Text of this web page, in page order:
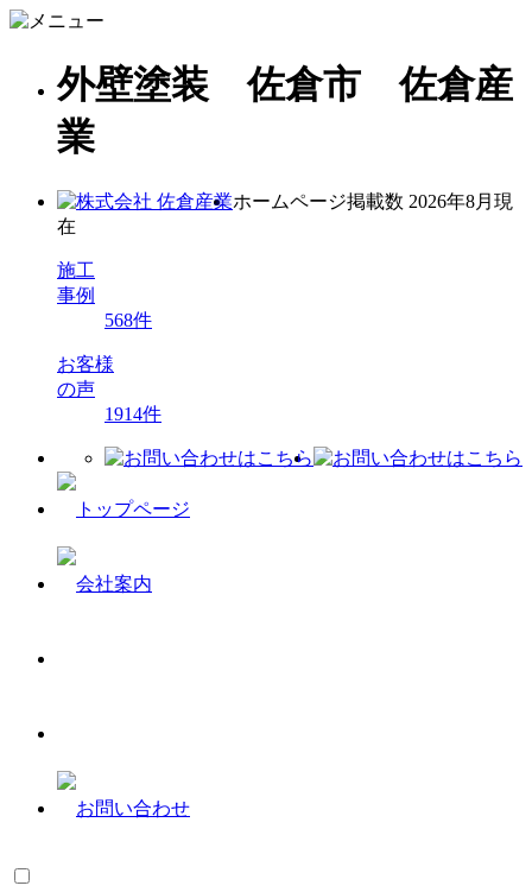
外壁塗装 佐倉市 佐倉産
業
ホームページ掲載数 2026年8月現
在
施工
事例
568件
お客様
の声
1914件